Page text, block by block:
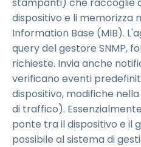
dispositivo e li memorizza
Information Base (MIB).
query del gestore SNMP,
richieste. Invia anche
verificano eventi
dispositivo, modifiche
di traffico).
ponte tra il dispositivo e il
possibile al sistema di